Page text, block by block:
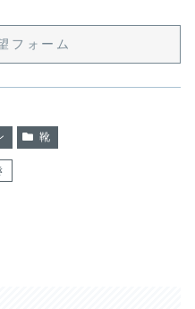
フォーム
靴